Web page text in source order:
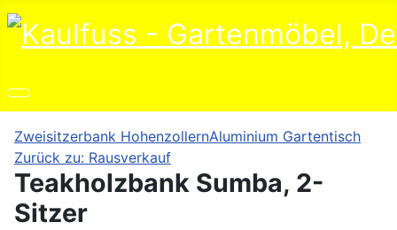
Zweisitzerbank HohenzollernAluminium Gartentisch
Zurück zu: Rausverkauf
Teakholzbank Sumba, 2-
Sitzer